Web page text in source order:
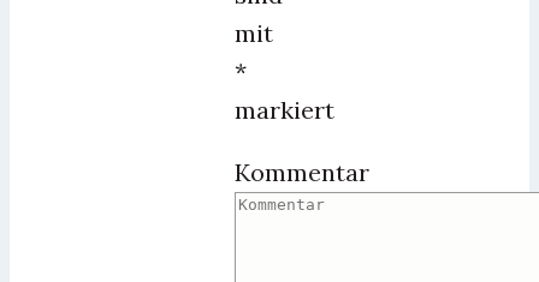
mit
*
markiert
Kommentar